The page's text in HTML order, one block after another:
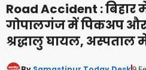
Road Accident : बिहार
गोपालगंज में पिकअप और
श्रद्धालु घायल, अस्पताल में